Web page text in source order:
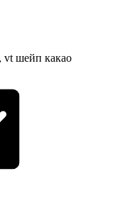
vt шейп какао